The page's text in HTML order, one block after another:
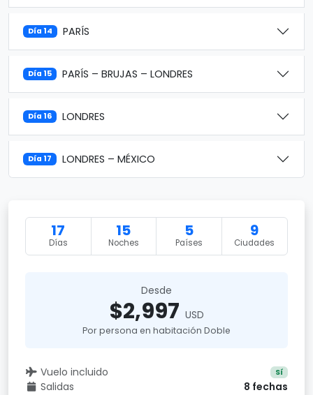
Día 14 PARÍS
Día 15 PARÍS – BRUJAS – LONDRES
Día 16 LONDRES
Día 17 LONDRES – MÉXICO
17
Días
15
Noches
5
Países
9
Ciudades
Desde
$2,997 USD
Por persona en habitación Doble
Vuelo incluido Sí
Salidas 8 fechas